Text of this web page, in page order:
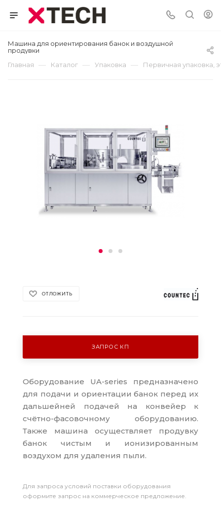
Машина для ориентирования банок и воздушной
продувки
Главная
— Каталог — Упаковка — Первичная упаковка,
ОТЛОЖИТЬ
ЗАПРОС КП
Оборудование UA-series предназначено
для подачи и ориентации банок перед их
дальшейней подачей на конвейер к
счётно-фасовочному оборудованию.
Также машина осуществляет продувку
банок чистым и ионизированным
воздухом для удаления пыли.
Для запроса условий поставки оборудования
оформите запрос на коммерческое предложение.